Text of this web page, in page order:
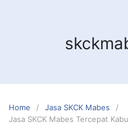
Home
Jasa SKCK Mabes
Jasa SKCK Mabes Tercepat